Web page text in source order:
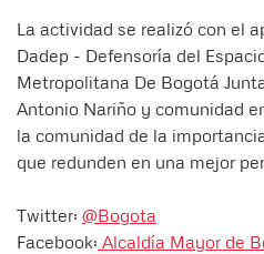
La actividad se realizó con el
Dadep - Defensoría del
Metropolitana De Bogotá
Antonio Nariño y comunidad
la comunidad de la
que redunden en una mejor
Twitter: @Bogota
Facebook: Alcaldía Mayor de